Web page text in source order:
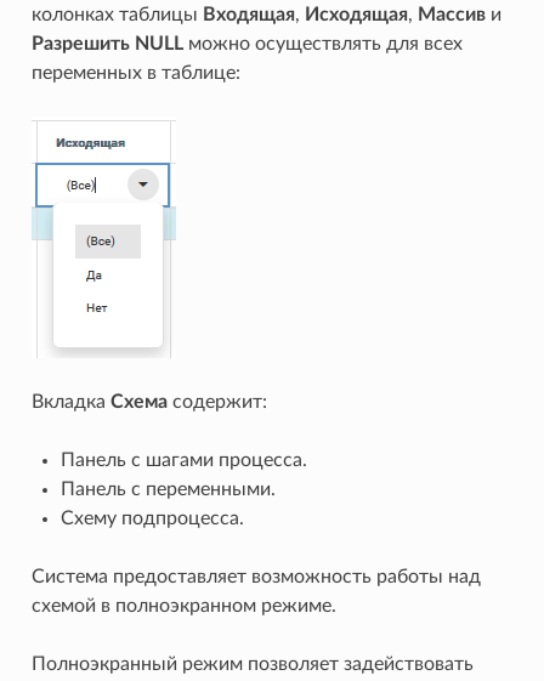
колонках таблицы Входящая, Исходящая, Массиви
Разрешить NULLможно осуществлять для всех
переменных в таблице:
Вкладка Схемасодержит:
Панель с шагами процесса.
Панель с переменными.
Схему подпроцесса.
Система предоставляет возможность работы над
схемой в полноэкранном режиме.
Полноэкранный режим позволяет задействовать